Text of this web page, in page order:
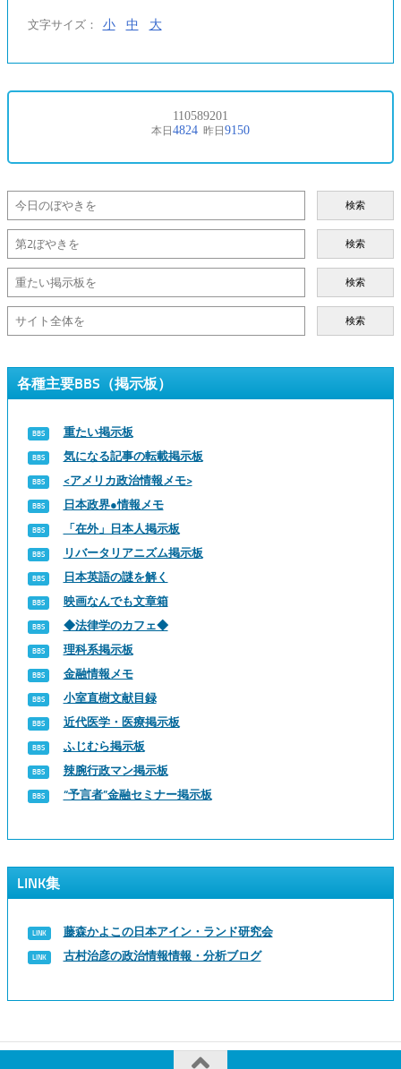
文字サイズ： 小 中 大
検索
検索
検索
検索
各種主要BBS（掲示板）
重たい掲示板
気になる記事の転載掲示板
<アメリカ政治情報メモ>
日本政界●情報メモ
「在外」日本人掲示板
リバータリアニズム掲示板
日本英語の謎を解く
映画なんでも文章箱
◆法律学のカフェ◆
理科系掲示板
金融情報メモ
小室直樹文献目録
近代医学・医療掲示板
ふじむら掲示板
辣腕行政マン掲示板
“予言者”金融セミナー掲示板
LINK集
藤森かよこの日本アイン・ランド研究会
古村治彦の政治情報情報・分析ブログ